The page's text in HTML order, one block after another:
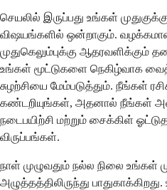
செயலில் இருப்பது உங்கள்
விஷயங்களில் ஒன்றாகும்.
முதுகெலும்புக்கு ஆதரவளிக்கும்
உங்கள் மூட்டுகளை நெகிழ்வாக
சுழற்சியை மேம்படுத்தும். நீங்கள்
கண்டறியுங்கள், அதனால் நீங்கள்
நடைபயிற்சி மற்றும் சைக்கிள்
விருப்பங்கள்.
நாள் முழுவதும் நல்ல நிலை உங்கள்
அழுத்தத்திலிருந்து